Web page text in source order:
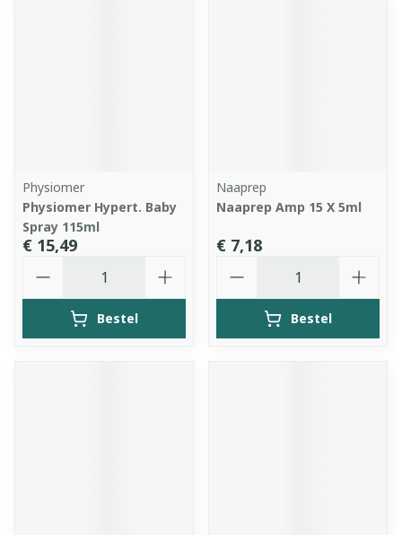
Physiomer
Physiomer Hypert. Baby
Spray 115ml
€ 15,49
Bestel
Naaprep
Naaprep Amp 15 X 5ml
€ 7,18
Bestel